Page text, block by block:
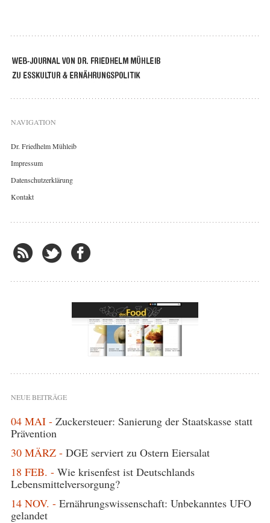
NAVIGATION
Dr. Friedhelm Mühleib
Impressum
Datenschutzerklärung
Kontakt
NEUE BEITRÄGE
04 MAI - Zuckersteuer: Sanierung der Staatskasse statt
Prävention
30 MÄRZ - DGE serviert zu Ostern Eiersalat
18 FEB. - Wie krisenfest ist Deutschlands
Lebensmittelversorgung?
14 NOV. - Ernährungswissenschaft: Unbekanntes UFO
gelandet